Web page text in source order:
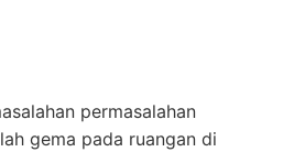
permasalahan
gema pada ruangan di